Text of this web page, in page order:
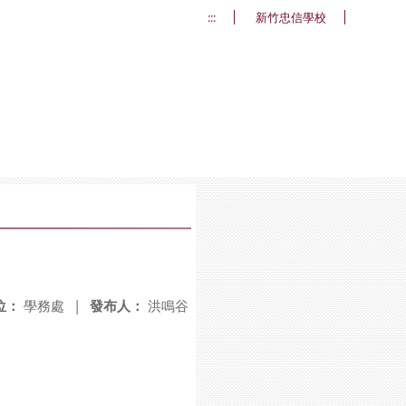
::: 新竹忠信學校
發布人： 洪鳴谷
學務處 |